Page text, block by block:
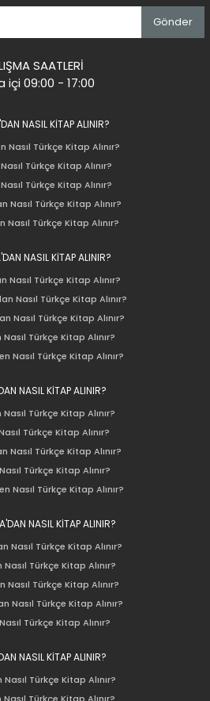
Gönder
SAATLERİ
içi 09:00 - 17:00
NASIL KİTAP ALINIR?
Nasıl Türkçe Kitap Alınır?
Türkçe Kitap Alınır?
Türkçe Kitap Alınır?
Nasıl Türkçe Kitap Alınır?
Türkçe Kitap Alınır?
NASIL KİTAP ALINIR?
Nasıl Türkçe Kitap Alınır?
Nasıl Türkçe Kitap Alınır?
Nasıl Türkçe Kitap Alınır?
Türkçe Kitap Alınır?
Nasıl Türkçe Kitap Alınır?
NASIL KİTAP ALINIR?
Türkçe Kitap Alınır?
Türkçe Kitap Alınır?
Nasıl Türkçe Kitap Alınır?
Türkçe Kitap Alınır?
Nasıl Türkçe Kitap Alınır?
NASIL KİTAP ALINIR?
Nasıl Türkçe Kitap Alınır?
Türkçe Kitap Alınır?
Türkçe Kitap Alınır?
Nasıl Türkçe Kitap Alınır?
Türkçe Kitap Alınır?
NASIL KİTAP ALINIR?
Türkçe Kitap Alınır?